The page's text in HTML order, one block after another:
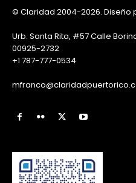
© Claridad 2004-2026. Diseño
Urb. Santa Rita, #57 Calle
00925-2732
+1 787-777-0534